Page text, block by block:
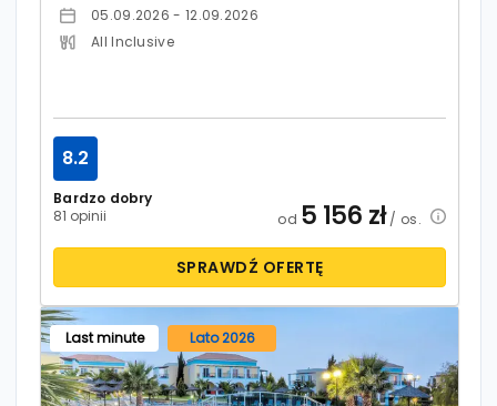
05.09.2026 - 12.09.2026
All Inclusive
Bardzo dobry
81 opinii
8.2
od 5 156 zł/ os.
SPRAWDŹ OFERTĘ
Last minute Lato 2026